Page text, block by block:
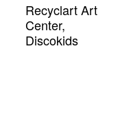
Recyclart Art
Center,
Discokids